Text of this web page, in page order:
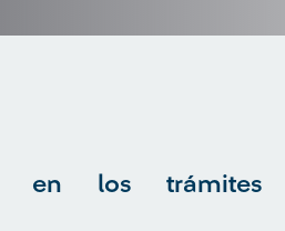
en los trámites